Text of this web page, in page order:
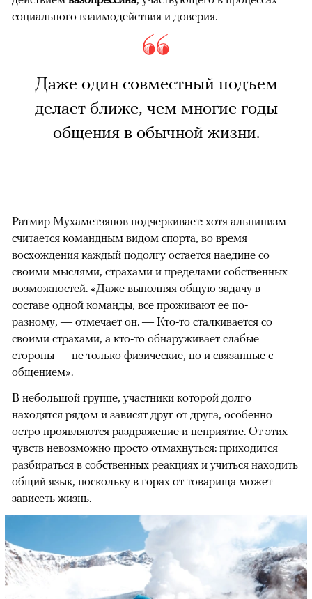
социального взаимодействия и доверия.
Даже один совместный подъем
делает ближе, чем многие годы
общения в обычной жизни.
Ратмир Мухаметзянов подчеркивает: хотя альпинизм
считается командным видом спорта, во время
восхождения каждый подолгу остается наедине со
своими мыслями, страхами и пределами собственных
возможностей. «Даже выполняя общую задачу в
составе одной команды, все проживают ее по-
разному, — отмечает он. — Кто-то сталкивается со
своими страхами, а кто-то обнаруживает слабые
стороны — не только физические, но и связанные с
общением».
В небольшой группе, участники которой долго
находятся рядом и зависят друг от друга, особенно
остро проявляются раздражение и неприятие. От этих
чувств невозможно просто отмахнуться: приходится
разбираться в собственных реакциях и учиться находить
общий язык, поскольку в горах от товарища может
зависеть жизнь.